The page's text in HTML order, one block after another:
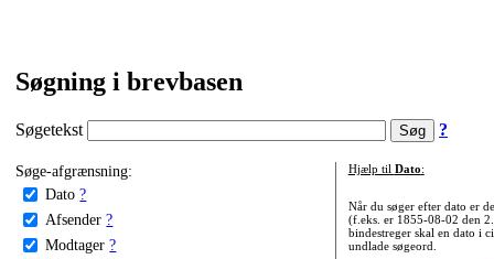
Søgning i brevbasen
Søgetekst ?
Søge-afgrænsning:
Dato ?
Afsender ?
Modtager ?
Hjælp til Dato:
Når du søger efter dato er
(f.eks. er 1855-08-02 den
bindestreger skal en dato i
undlade søgeord.